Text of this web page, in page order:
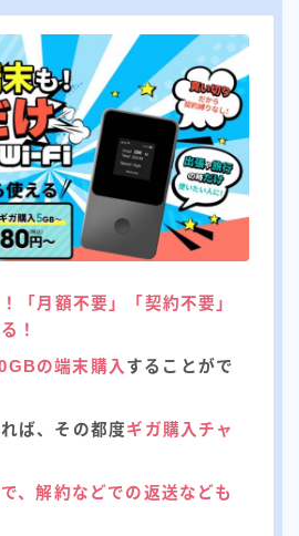
＠元大手通信会社SE
×インターネット記事ライター
マネジメント
を探すのが好きです♪
「月額不要」「契約不要」
！
の端末購入 することがで
ば、その都度ギガ購入チャ
、解約などでの返送なども